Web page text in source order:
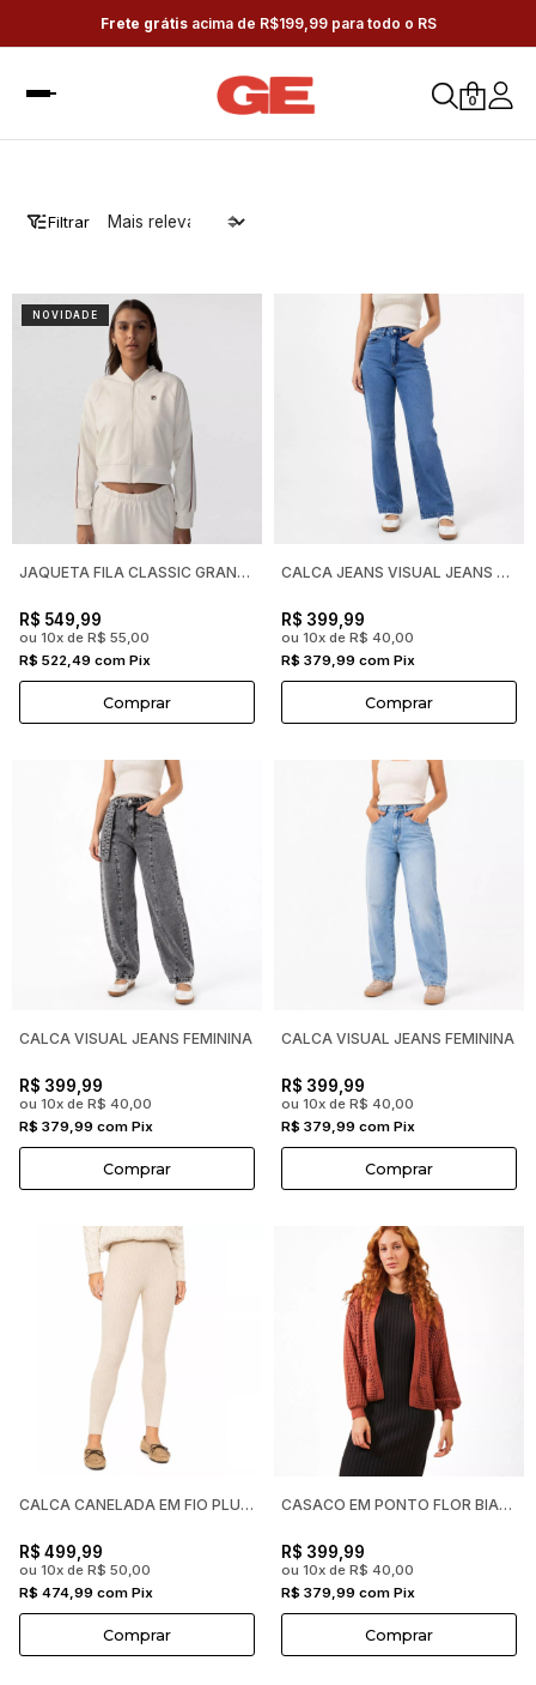
Frete grátisacima de R$199,99 para todo o RS
0
Filtrar
NOVIDADE
JAQUETA FILA CLASSIC GRAND TURISMO OFF WHITE FEMININA F12L01
R$ 549,99
ou 10x de R$ 55,00
R$ 522,49 com Pix
Comprar
CALCA JEANS VISUAL JEANS FEMININA
R$ 399,99
ou 10x de R$ 40,00
R$ 379,99 com Pix
Comprar
CALCA VISUAL JEANS FEMININA
R$ 399,99
ou 10x de R$ 40,00
R$ 379,99 com Pix
Comprar
CALCA VISUAL JEANS FEMININA
R$ 399,99
ou 10x de R$ 40,00
R$ 379,99 com Pix
Comprar
CALCA CANELADA EM FIO PLUMA EXCLUSIVO BIAMAR FEMININA
R$ 499,99
ou 10x de R$ 50,00
R$ 474,99 com Pix
Comprar
CASACO EM PONTO FLOR BIAMAR FEMININO
R$ 399,99
ou 10x de R$ 40,00
R$ 379,99 com Pix
Comprar